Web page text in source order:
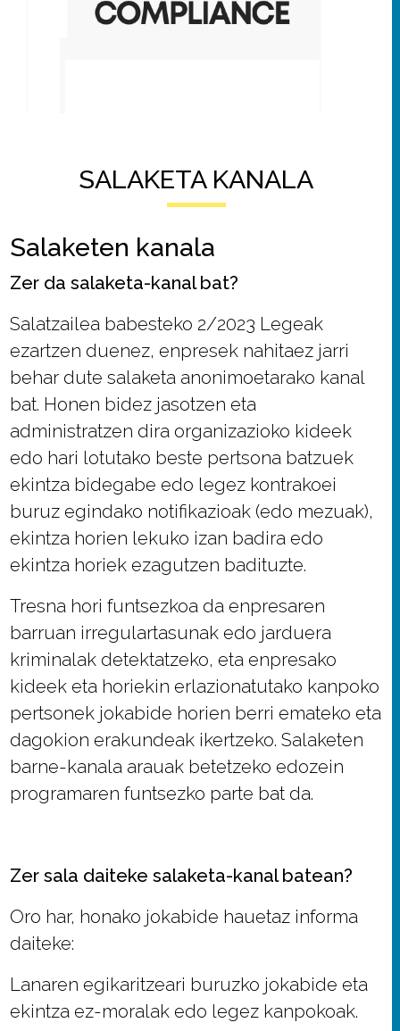
SALAKETA KANALA
Salaketen kanala
Zer da salaketa-kanal bat?
Salatzailea babesteko 2/2023 Legeak
ezartzen duenez, enpresek nahitaez jarri
behar dute salaketa anonimoetarako kanal
bat. Honen bidez jasotzen eta
administratzen dira organizazioko kideek
edo hari lotutako beste pertsona batzuek
ekintza bidegabe edo legez kontrakoei
buruz egindako notifikazioak (edo mezuak),
ekintza horien lekuko izan badira edo
ekintza horiek ezagutzen badituzte.
Tresna hori funtsezkoa da enpresaren
barruan irregulartasunak edo jarduera
kriminalak detektatzeko, eta enpresako
kideek eta horiekin erlazionatutako kanpoko
pertsonek jokabide horien berri emateko eta
dagokion erakundeak ikertzeko. Salaketen
barne-kanala arauak betetzeko edozein
programaren funtsezko parte bat da.
Zer sala daiteke salaketa-kanal batean?
Oro har, honako jokabide hauetaz informa
daiteke:
Lanaren egikaritzeari buruzko jokabide eta
ekintza ez-moralak edo legez kanpokoak.